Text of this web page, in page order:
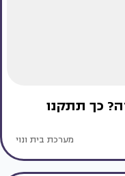
כך תתקנו
מערכת בית ונוי